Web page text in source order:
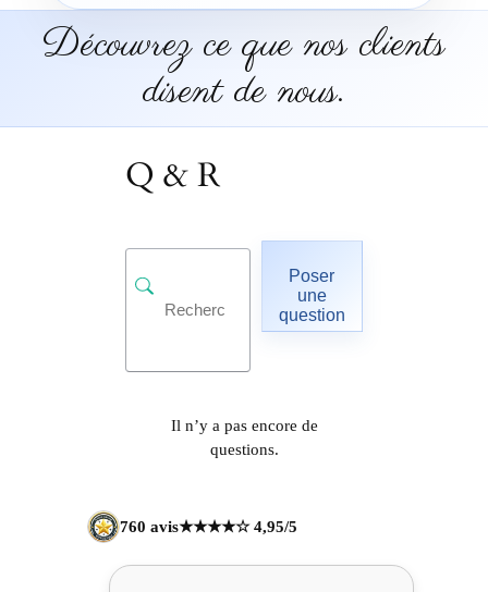
Découvrez ce que nos clients
disent de nous.
Q & R
Poser
une
question
Il n’y a pas encore de
questions.
760 avis★★★★☆ 4,95/5